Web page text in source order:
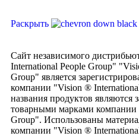
Раскрыть
Сайт независимого
International People Group"
Group" является
компании "Vision ®
названия продуктов являются
товарными марками
Group". Использованы
компании "Vision ®